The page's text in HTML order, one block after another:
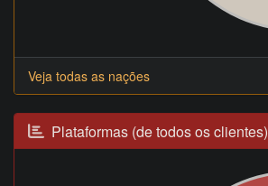
Veja todas as nações
Plataformas (de todos os clientes)